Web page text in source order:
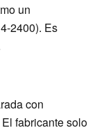
un
2400). Es
con
fabricante solo